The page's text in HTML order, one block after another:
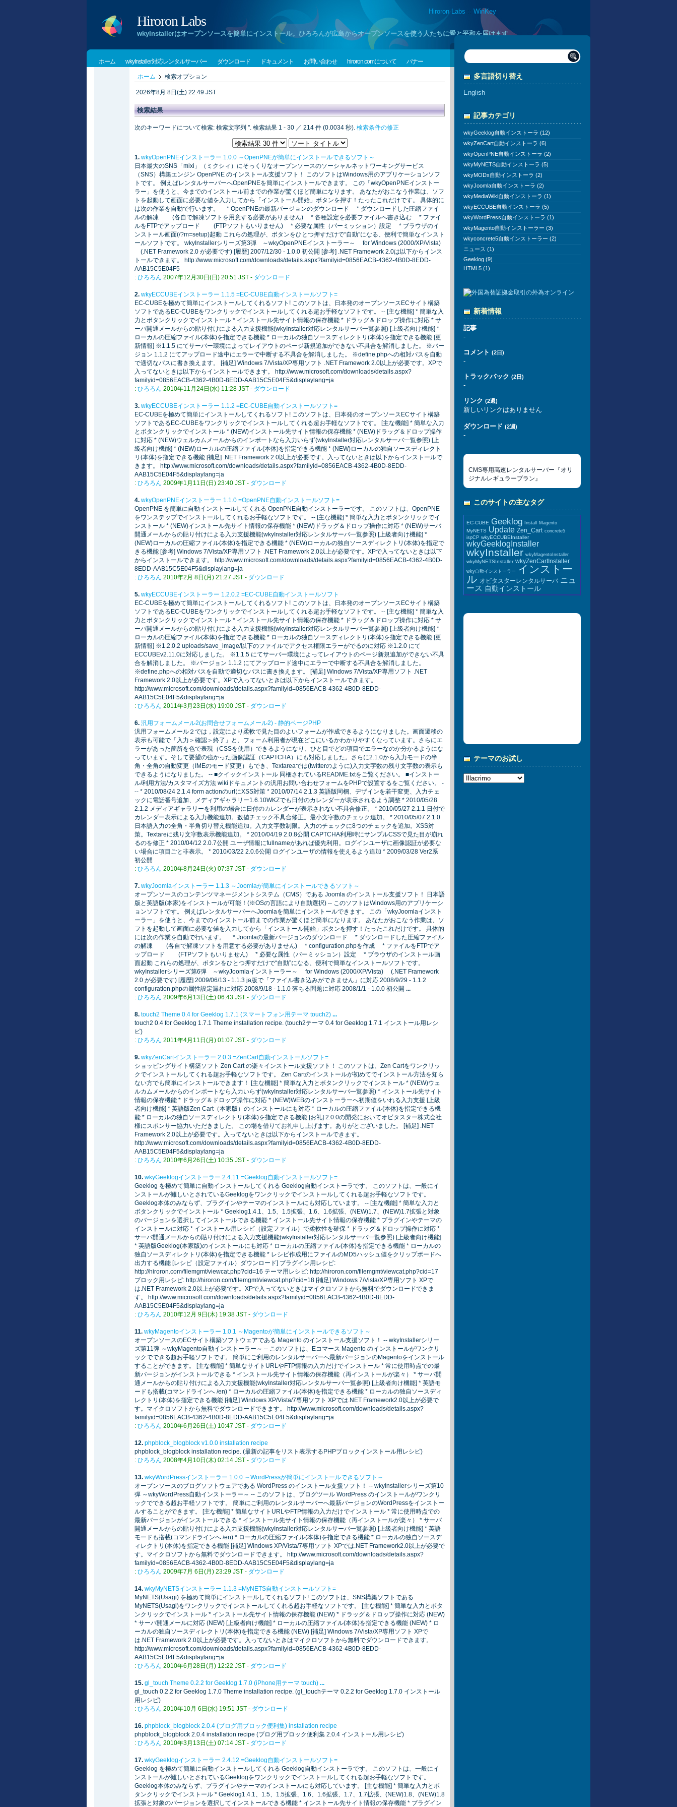
Hiroron Labs :: WinKey
Hiroron Labs
wkyInstallerはオープンソースを簡単にインストール。ひろろんが広島からオープンソースを使う人たちに愛と平和を届けます
ホーム wkyInstaller対応レンタルサーバー ダウンロード ドキュメント お問い合わせ hiroron.comについて バナー
ホーム 検索オプション
2026年8月 8日(土) 22:49 JST
検索結果
次のキーワードについて検索: 検索文字列 ''. 検索結果 1 - 30 ／ 214 件 (0.0034 秒). 検索条件の修正
1. wkyOpenPNEインストーラー 1.0.0 ～OpenPNEが簡単にインストールできるソフト～
日本最大のSNS「mixi」（ミクシィ）にそっくりなオープンソースのソーシャルネットワーキングサービス
（SNS）構築エンジン OpenPNE のインストール支援ソフト！ このソフトはWindows用のアプリケーションソフ
トです。 例えばレンタルサーバーへOpenPNEを簡単にインストールできます。 この「wkyOpenPNEインストー
ラー」を使うと、今までのインストール前までの作業が驚くほど簡単になります。 あなたがおこなう作業は、ソフ
トを起動して画面に必要な値を入力してから「インストール開始」ボタンを押す！たったこれだけです。 具体的に
は次の作業を自動で行います。 * OpenPNEの最新バージョンのダウンロード * ダウンロードした圧縮ファイ
ルの解凍 (各自で解凍ソフトを用意する必要がありません) * 各種設定を必要ファイルへ書き込む * ファイ
ルをFTPでアップロード (FTPソフトもいりません) * 必要な属性（パーミッション）設定 * ブラウザのイ
ンストール画面(/?m=setup)起動 これらの処理が、ボタンをひとつ押すだけで“自動”になる、便利で簡単なインスト
ールソフトです。 wkyInstallerシリーズ第3弾 ～wkyOpenPNEインストーラー～ for Windows (2000/XP/Vista)
(.NET Framework 2.0 が必要です) [履歴] 2007/12/30 - 1.0.0 初公開 [参考] .NET Framework 2.0は以下からインス
トールできます。 http://www.microsoft.com/downloads/details.aspx?familyid=0856EACB-4362-4B0D-8EDD-
AAB15C5E04F5
: ひろろん 2007年12月30日(日) 20:51 JST - ダウンロード
2. wkyECCUBEインストーラー 1.1.5 =EC-CUBE自動インストールソフト=
EC-CUBEを極めて簡単にインストールしてくれるソフト! このソフトは、日本発のオープンソースECサイト構築
ソフトであるEC-CUBEをワンクリックでインストールしてくれる超お手軽なソフトです。 -- [主な機能] * 簡単な入
力とボタンクリックでインストール * インストール先サイト情報の保存機能 * ドラッグ＆ドロップ操作に対応 * サ
ーバ開通メールからの貼り付けによる入力支援機能(wkyInstaller対応レンタルサーバ一覧参照) [上級者向け機能] *
ローカルの圧縮ファイル(本体)を指定できる機能 * ローカルの独自ソースディレクトリ(本体)を指定できる機能 [更
新情報] ※1.1.5 にてサーバー環境によってレイアウトのページ新規追加ができない不具合を解消しました。 ※バー
ジョン 1.1.2 にてアップロード途中にエラーで中断する不具合を解消しました。 ※define.phpへの相対パスを自動
で適切なパスに書き換えます。 [補足] Windows 7/Vista/XP専用ソフト .NET Framework 2.0以上が必要です。XPで
入ってないときは以下からインストールできます。 http://www.microsoft.com/downloads/details.aspx?
familyid=0856EACB-4362-4B0D-8EDD-AAB15C5E04F5&displaylang=ja
: ひろろん 2010年11月24日(水) 11:28 JST - ダウンロード
3. wkyECCUBEインストーラー 1.1.2 =EC-CUBE自動インストールソフト=
EC-CUBEを極めて簡単にインストールしてくれるソフト! このソフトは、日本発のオープンソースECサイト構築
ソフトであるEC-CUBEをワンクリックでインストールしてくれる超お手軽なソフトです。 [主な機能] * 簡単な入力
とボタンクリックでインストール * (NEW)インストール先サイト情報の保存機能 * (NEW)ドラッグ＆ドロップ操作
に対応 * (NEW)ウェルカムメールからのインポートなら入力いらず(wkyInstaller対応レンタルサーバ一覧参照) [上
級者向け機能] * (NEW)ローカルの圧縮ファイル(本体)を指定できる機能 * (NEW)ローカルの独自ソースディレクト
リ(本体)を指定できる機能 [補足] .NET Framework 2.0以上が必要です。入ってないときは以下からインストールで
きます。 http://www.microsoft.com/downloads/details.aspx?familyid=0856EACB-4362-4B0D-8EDD-
AAB15C5E04F5&displaylang=ja
: ひろろん 2009年1月11日(日) 23:40 JST - ダウンロード
4. wkyOpenPNEインストーラー 1.1.0 =OpenPNE自動インストールソフト=
OpenPNE を簡単に自動インストールしてくれる OpenPNE自動インストーラーです。 このソフトは、OpenPNE
をワンステップでインストールしてくれるお手軽なソフトです。 -- [主な機能] * 簡単な入力とボタンクリックでイ
ンストール * (NEW)インストール先サイト情報の保存機能 * (NEW)ドラッグ＆ドロップ操作に対応 * (NEW)サーバ
開通メールからの貼り付けによる入力支援機能(wkyInstaller対応レンタルサーバ一覧参照) [上級者向け機能] *
(NEW)ローカルの圧縮ファイル(本体)を指定できる機能 * (NEW)ローカルの独自ソースディレクトリ(本体)を指定で
きる機能 [参考] Windows 7/Vista/XP専用ソフト .NET Framework 2.0以上が必要です。XPで入ってないときは以下
からインストールできます。 http://www.microsoft.com/downloads/details.aspx?familyid=0856EACB-4362-4B0D-
8EDD-AAB15C5E04F5&displaylang=ja
: ひろろん 2010年2月 8日(月) 21:27 JST - ダウンロード
5. wkyECCUBEインストーラー 1.2.0.2 =EC-CUBE自動インストールソフト
EC-CUBEを極めて簡単にインストールしてくれるソフト! このソフトは、日本発のオープンソースECサイト構築
ソフトであるEC-CUBEをワンクリックでインストールしてくれる超お手軽なソフトです。 -- [主な機能] * 簡単な入
力とボタンクリックでインストール * インストール先サイト情報の保存機能 * ドラッグ＆ドロップ操作に対応 * サ
ーバ開通メールからの貼り付けによる入力支援機能(wkyInstaller対応レンタルサーバ一覧参照) [上級者向け機能] *
ローカルの圧縮ファイル(本体)を指定できる機能 * ローカルの独自ソースディレクトリ(本体)を指定できる機能 [更
新情報] ※1.2.0.2 uploads/save_image/以下のファイルでアクセス権限エラーがでるのに対応 ※1.2.0 にて
ECCUBEv2.11.0に対応しました。 ※1.1.5 にてサーバー環境によってレイアウトのページ新規追加ができない不具
合を解消しました。 ※バージョン 1.1.2 にてアップロード途中にエラーで中断する不具合を解消しました。
※define.phpへの相対パスを自動で適切なパスに書き換えます。 [補足] Windows 7/Vista/XP専用ソフト .NET
Framework 2.0以上が必要です。XPで入ってないときは以下からインストールできます。
http://www.microsoft.com/downloads/details.aspx?familyid=0856EACB-4362-4B0D-8EDD-
AAB15C5E04F5&displaylang=ja
: ひろろん 2011年3月23日(水) 19:00 JST - ダウンロード
6. 汎用フォームメール2(お問合せフォームメール2) - 静的ページPHP
汎用フォームメール２では，設定により柔軟で見た目のよいフォームが作成できるようになりました。画面遷移の
表示も可能で「入力＞確認＞終了」と、フォーム利用者が現在どこにいるかわかりやすくなっています。さらにエ
ラーがあった箇所を色で表現（CSSを使用）できるようになり、ひと目でどの項目でエラーなのか分かるようにな
っています。そして要望の強かった画像認証（CAPTCHA）にも対応しました。さらに2.1.0から入力モードの半
角・全角の自動変更（IMEのモード変更）もでき、Textareaでは(twitterのように)入力文字数の残り文字数の表示も
できるようになりました。 -- ■クイックインストール 同梱されているREADME.txtをご覧ください。 ■インストー
ル/利用方法/カスタマイズ方法 wikiドキュメントの汎用お問い合わせフォームをPHPで設置するをご覧ください。 -
-- * 2010/08/24 2.1.4 form actionのurlにXSS対策 * 2010/07/14 2.1.3 英語版同梱、デザインを若干変更、入力チェ
ックに電話番号追加、メディアギャラリー1.6.10WKZでも日付のカレンダーが表示されるよう調整 * 2010/05/28
2.1.2 メディアギャラリーを利用の場合に日付のカレンダーが表示されない不具合修正。 * 2010/05/27 2.1.1 日付で
カレンダー表示による入力機能追加。数値チェック不具合修正。最小文字数のチェック追加。 * 2010/05/07 2.1.0
日本語入力の全角・半角切り替え機能追加。入力文字数制限。入力のチェックに8つのチェックを追加。XSS対
策。Textareに残り文字数表示機能追加。 * 2010/04/19 2.0.8公開 CAPTCHA利用時にサンプルCSSで見た目が崩れ
るのを修正 * 2010/04/12 2.0.7公開 ユーザ情報にfullnameがあれば優先利用。ログインユーザに画像認証が必要な
い場合に項目ごと非表示。 * 2010/03/22 2.0.6公開 ログインユーザの情報を使えるよう追加 * 2009/03/28 Ver2系
初公開
: ひろろん 2010年8月24日(火) 07:37 JST - ダウンロード
7. wkyJoomlaインストーラー 1.1.3 ～Joomlaが簡単にインストールできるソフト～
オープンソースのコンテンツマネージメントシステム（CMS）である Joomla のインストール支援ソフト！ 日本語
版と英語版(本家)をインストールが可能！(※OSの言語により自動選択) -- このソフトはWindows用のアプリケーシ
ョンソフトです。 例えばレンタルサーバーへJoomlaを簡単にインストールできます。 この「wkyJoomlaインスト
ーラー」を使うと、今までのインストール前までの作業が驚くほど簡単になります。 あなたがおこなう作業は、ソ
フトを起動して画面に必要な値を入力してから「インストール開始」ボタンを押す！たったこれだけです。 具体的
には次の作業を自動で行います。 * Joomlaの最新バージョンのダウンロード * ダウンロードした圧縮ファイル
の解凍 (各自で解凍ソフトを用意する必要がありません) * configuration.phpを作成 * ファイルをFTPでア
ップロード (FTPソフトもいりません) * 必要な属性（パーミッション）設定 * ブラウザのインストール画
面起動 これらの処理が、ボタンをひとつ押すだけで“自動”になる、便利で簡単なインストールソフトです。
wkyInstallerシリーズ第6弾 ～wkyJoomlaインストーラー～ for Windows (2000/XP/Vista) (.NET Framework
2.0 が必要です) [履歴] 2009/06/13 - 1.1.3 ja版で「ファイル書き込みができません」に対応 2008/9/29 - 1.1.2
configuration.phpの属性設定漏れに対応 2008/9/18 - 1.1.0 落ちる問題に対応 2008/1/1 - 1.0.0 初公開 ...
: ひろろん 2009年6月13日(土) 06:43 JST - ダウンロード
8. touch2 Theme 0.4 for Geeklog 1.7.1 (スマートフォン用テーマ touch2) ...
touch2 0.4 for Geeklog 1.7.1 Theme installation recipe. (touch2テーマ 0.4 for Geeklog 1.7.1 インストール用レシ
ピ)
: ひろろん 2011年4月11日(月) 01:07 JST - ダウンロード
9. wkyZenCartインストーラー 2.0.3 =ZenCart自動インストールソフト=
ショッピングサイト構築ソフト Zen Cart の楽々インストール支援ソフト！ このソフトは、Zen Cartをワンクリッ
クでインストールしてくれる超お手軽なソフトです。 Zen Cartのインストールが初めてでインストール方法を知ら
ない方でも簡単にインストールできます！ [主な機能] * 簡単な入力とボタンクリックでインストール * (NEW)ウェ
ルカムメールからのインポートなら入力いらず(wkyInstaller対応レンタルサーバ一覧参照) * インストール先サイト
情報の保存機能 * ドラッグ＆ドロップ操作に対応 * (NEW)WEBのインストーラーへ初期値をいれる入力支援 [上級
者向け機能] * 英語版Zen Cart（本家版）のインストールにも対応 * ローカルの圧縮ファイル(本体)を指定できる機
能 * ローカルの独自ソースディレクトリ(本体)を指定できる機能 [お礼] 2.0.0の開発においてオビタスター株式会社
様にスポンサー協力いただきました。 この場を借りてお礼申し上げます。ありがとございました。 [補足] .NET
Framework 2.0以上が必要です。入ってないときは以下からインストールできます。
http://www.microsoft.com/downloads/details.aspx?familyid=0856EACB-4362-4B0D-8EDD-
AAB15C5E04F5&displaylang=ja
: ひろろん 2010年6月26日(土) 10:35 JST - ダウンロード
10. wkyGeeklogインストーラー 2.4.11 =Geeklog自動インストールソフト=
Geeklog を極めて簡単に自動インストールしてくれる Geeklog自動インストーラです。 このソフトは、一般にイ
ンストールが難しいとされているGeeklogをワンクリックでインストールしてくれる超お手軽なソフトです。
Geeklog本体のみならず、プラグインやテーマのインストールにも対応しています。 -- [主な機能] * 簡単な入力と
ボタンクリックでインストール * Geeklog1.4.1、1.5、1.5拡張、1.6、1.6拡張、(NEW)1.7、(NEW)1.7拡張と対象
のバージョンを選択してインストールできる機能 * インストール先サイト情報の保存機能 * プラグインやテーマの
インストールに対応 * インストール用レシピ（設定ファイル）で柔軟性を確保 * ドラッグ＆ドロップ操作に対応 *
サーバ開通メールからの貼り付けによる入力支援機能(wkyInstaller対応レンタルサーバ一覧参照) [上級者向け機能]
* 英語版Geeklog(本家版)のインストールにも対応 * ローカルの圧縮ファイル(本体)を指定できる機能 * ローカルの
独自ソースディレクトリ(本体)を指定できる機能 * レシピ作成用にファイルのMD5ハッシュ値をクリップボードへ
出力する機能 [レシピ（設定ファイル）ダウンロード] プラグイン用レシピ:
http://hiroron.com/filemgmt/viewcat.php?cid=16 テーマ用レシピ: http://hiroron.com/filemgmt/viewcat.php?cid=17
ブロック用レシピ: http://hiroron.com/filemgmt/viewcat.php?cid=18 [補足] Windows 7/Vista/XP専用ソフト XPで
は.NET Framework 2.0以上が必要です。XPで入ってないときはマイクロソフトから無料でダウンロードできま
す。 http://www.microsoft.com/downloads/details.aspx?familyid=0856EACB-4362-4B0D-8EDD-
AAB15C5E04F5&displaylang=ja
: ひろろん 2010年12月 9日(木) 19:38 JST - ダウンロード
11. wkyMagentoインストーラー 1.0.1 ～Magentoが簡単にインストールできるソフト～
オープンソースのECサイト構築ソフトウェアである Magento のインストール支援ソフト！ -- wkyInstallerシリー
ズ第11弾 ～wkyMagento自動インストーラー～ -- このソフトは、Eコマース Magento のインストールがワンクリ
ックでできる超お手軽ソフトです。 簡単にご利用のレンタルサーバーへ最新バージョンのMagentoをインストール
することができます。 [主な機能] * 簡単なサイトURLやFTP情報の入力だけでインストール * 常に使用時点での最
新バージョンがインストールできる * インストール先サイト情報の保存機能（再インストールが楽々） * サーバ開
通メールからの貼り付けによる入力支援機能(wkyInstaller対応レンタルサーバ一覧参照) [上級者向け機能] * 英語モ
ードも搭載(コマンドラインへ /en) * ローカルの圧縮ファイル(本体)を指定できる機能 * ローカルの独自ソースディ
レクトリ(本体)を指定できる機能 [補足] Windows XP/Vista/7専用ソフト XPでは.NET Framework2.0以上が必要で
す。マイクロソフトから無料でダウンロードできます。 http://www.microsoft.com/downloads/details.aspx?
familyid=0856EACB-4362-4B0D-8EDD-AAB15C5E04F5&displaylang=ja
: ひろろん 2010年6月26日(土) 10:47 JST - ダウンロード
12. phpblock_blogblock v1.0.0 installation recipe
phpblock_blogblock installation recipe. (最新の記事をリスト表示するPHPブロックインストール用レシピ)
: ひろろん 2008年4月10日(木) 02:14 JST - ダウンロード
13. wkyWordPressインストーラー 1.0.0 ～WordPressが簡単にインストールできるソフト～
オープンソースのブログソフトウェアである WordPress のインストール支援ソフト！ -- wkyInstallerシリーズ第10
弾 ～wkyWordPress自動インストーラー～ -- このソフトは、ブログツール WordPress のインストールがワンクリ
ックでできる超お手軽ソフトです。 簡単にご利用のレンタルサーバーへ最新バージョンのWordPressをインストー
ルすることができます。 [主な機能] * 簡単なサイトURLやFTP情報の入力だけでインストール * 常に使用時点での
最新バージョンがインストールできる * インストール先サイト情報の保存機能（再インストールが楽々） * サーバ
開通メールからの貼り付けによる入力支援機能(wkyInstaller対応レンタルサーバ一覧参照) [上級者向け機能] * 英語
モードも搭載(コマンドラインへ /en) * ローカルの圧縮ファイル(本体)を指定できる機能 * ローカルの独自ソースデ
ィレクトリ(本体)を指定できる機能 [補足] Windows XP/Vista/7専用ソフト XPでは.NET Framework2.0以上が必要で
す。マイクロソフトから無料でダウンロードできます。 http://www.microsoft.com/downloads/details.aspx?
familyid=0856EACB-4362-4B0D-8EDD-AAB15C5E04F5&displaylang=ja
: ひろろん 2009年7月 6日(月) 23:29 JST - ダウンロード
14. wkyMyNETSインストーラー 1.1.3 =MyNETS自動インストールソフト=
MyNETS(Usagi) を極めて簡単にインストールしてくれるソフト! このソフトは、SNS構築ソフトである
MyNETS(Usagi)をワンクリックでインストールしてくれる超お手軽なソフトです。 [主な機能] * 簡単な入力とボタ
ンクリックでインストール * インストール先サイト情報の保存機能 (NEW) * ドラッグ＆ドロップ操作に対応 (NEW)
* サーバ開通メールに対応 (NEW) [上級者向け機能] * ローカルの圧縮ファイル(本体)を指定できる機能 (NEW) * ロ
ーカルの独自ソースディレクトリ(本体)を指定できる機能 (NEW) [補足] Windows 7/Vista/XP専用ソフト XPで
は.NET Framework 2.0以上が必要です。入ってないときはマイクロソフトから無料でダウンロードできます。
http://www.microsoft.com/downloads/details.aspx?familyid=0856EACB-4362-4B0D-8EDD-
AAB15C5E04F5&displaylang=ja
: ひろろん 2010年6月28日(月) 12:22 JST - ダウンロード
15. gl_touch Theme 0.2.2 for Geeklog 1.7.0 (iPhone用テーマ touch) ...
gl_touch 0.2.2 for Geeklog 1.7.0 Theme installation recipe. (gl_touchテーマ 0.2.2 for Geeklog 1.7.0 インストール
用レシピ)
: ひろろん 2010年10月 6日(水) 19:51 JST - ダウンロード
16. phpblock_blogblock 2.0.4 (ブログ用ブロック便利集) installation recipe
phpblock_blogblock 2.0.4 installation recipe (ブログ用ブロック便利集 2.0.4 インストール用レシピ)
: ひろろん 2010年3月13日(土) 07:14 JST - ダウンロード
17. wkyGeeklogインストーラー 2.4.12 =Geeklog自動インストールソフト=
Geeklog を極めて簡単に自動インストールしてくれる Geeklog自動インストーラです。 このソフトは、一般にイ
ンストールが難しいとされているGeeklogをワンクリックでインストールしてくれる超お手軽なソフトです。
Geeklog本体のみならず、プラグインやテーマのインストールにも対応しています。 [主な機能] * 簡単な入力とボ
タンクリックでインストール * Geeklog1.4.1、1.5、1.5拡張、1.6、1.6拡張、1.7、1.7拡張、(NEW)1.8、(NEW)1.8
拡張と対象のバージョンを選択してインストールできる機能 * インストール先サイト情報の保存機能 * プラグイン
多言語切り替え
English
記事カテゴリ
wkyGeeklog自動インストーラ (12)
wkyZenCart自動インストーラ (6)
wkyOpenPNE自動インストーラ (2)
wkyMyNETS自動インストーラ (5)
wkyMODx自動インストーラ (2)
wkyJoomla自動インストーラ (2)
wkyMediaWiki自動インストーラ (1)
wkyECCUBE自動インストーラ (5)
wkyWordPress自動インストーラ (1)
wkyMagento自動インストーラー (3)
wkyconcrete5自動インストーラー (2)
ニュース (1)
Geeklog (9)
HTML5 (1)
新着情報
記事
-
コメント (2日)
-
トラックバック (2日)
-
リンク (2週)
新しいリンクはありません
ダウンロード (2週)
-
CMS専用高速レンタルサーバー『オリ
ジナルレギュラープラン』
このサイトの主なタグ
EC-CUBE Geeklog Install Magento
MyNETS Update Zen_Cart concrete5
ispCP wkyECCUBEInstaller
wkyGeeklogInstaller
wkyInstaller wkyMagentoInstaller
wkyMyNETSInstaller wkyZenCartInstaller
wky自動インストーラー インストー
ル オビタスターレンタルサーバ ニュ
ース 自動インストール
テーマのお試し